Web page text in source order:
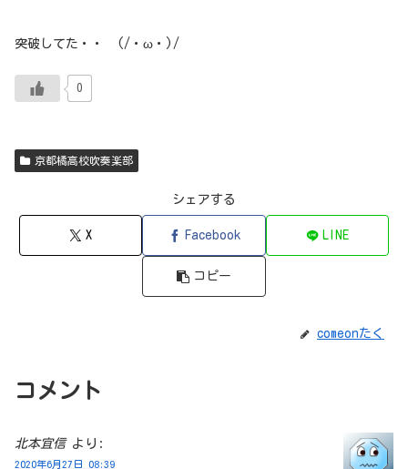
突破してた・・ (/・ω・)/
0
京都橘高校吹奏楽部
シェアする
X Facebook LINE
コピー
comeonたく
コメント
北本宜信 より:
2020年6月27日 08:39